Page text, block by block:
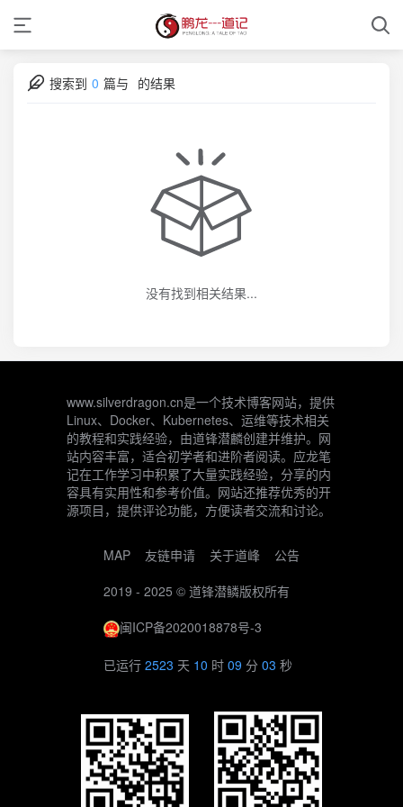
搜索到 0 篇与 的结果
没有找到相关结果...
www.silverdragon.cn是一个技术博客网站，提供
Linux、Docker、Kubernetes、运维等技术相关
的教程和实践经验，由道锋潜麟创建并维护。网
站内容丰富，适合初学者和进阶者阅读。应龙笔
记在工作学习中积累了大量实践经验，分享的内
容具有实用性和参考价值。网站还推荐优秀的开
源项目，提供评论功能，方便读者交流和讨论。
MAP 友链申请 关于道峰
公告
2019 - 2025 © 道锋潜鳞版权所有
闽ICP备2020018878号-3
已运行 2523 天 10 时 09 分 04 秒